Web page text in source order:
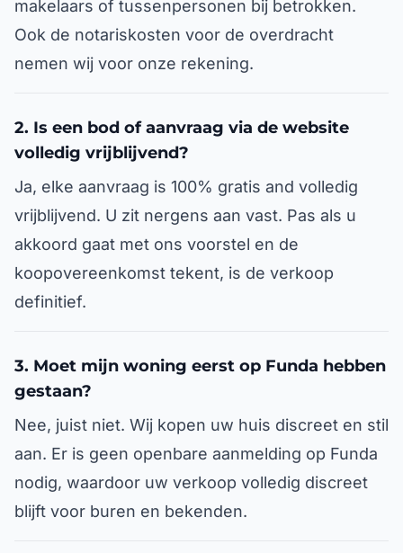
makelaars of tussenpersonen bij betrokken.
Ook de notariskosten voor de overdracht
nemen wij voor onze rekening.
2. Is een bod of aanvraag via de website
volledig vrijblijvend?
Ja, elke aanvraag is 100% gratis and volledig
vrijblijvend. U zit nergens aan vast. Pas als u
akkoord gaat met ons voorstel en de
koopovereenkomst tekent, is de verkoop
definitief.
3. Moet mijn woning eerst op Funda hebben
gestaan?
Nee, juist niet. Wij kopen uw huis discreet en stil
aan. Er is geen openbare aanmelding op Funda
nodig, waardoor uw verkoop volledig discreet
blijft voor buren en bekenden.